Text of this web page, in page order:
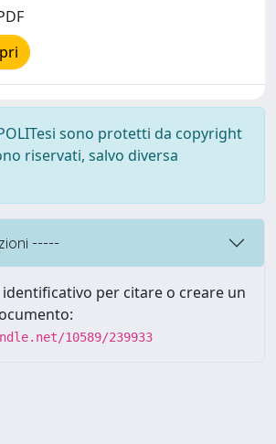
sono protetti da copyright
riservati, salvo diversa
-----
per citare o creare un
10589/239933